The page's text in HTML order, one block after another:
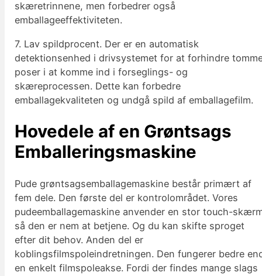
skæretrinnene, men forbedrer også
emballageeffektiviteten.
7. Lav spildprocent. Der er en automatisk
detektionsenhed i drivsystemet for at forhindre
poser i at komme ind i forseglings- og
skæreprocessen. Dette kan forbedre
emballagekvaliteten og undgå spild af emballagefilm.
Hovedele af en Grøntsags
Emballeringsmaskine
Pude grøntsagsemballagemaskine består primært af
fem dele. Den første del er kontrolområdet. Vores
pudeemballagemaskine anvender en stor touch-
så den er nem at betjene. Og du kan skifte sproget
efter dit behov. Anden del er
koblingsfilmspoleindretningen. Den fungerer bedre
en enkelt filmspoleakse. Fordi der findes mange slags